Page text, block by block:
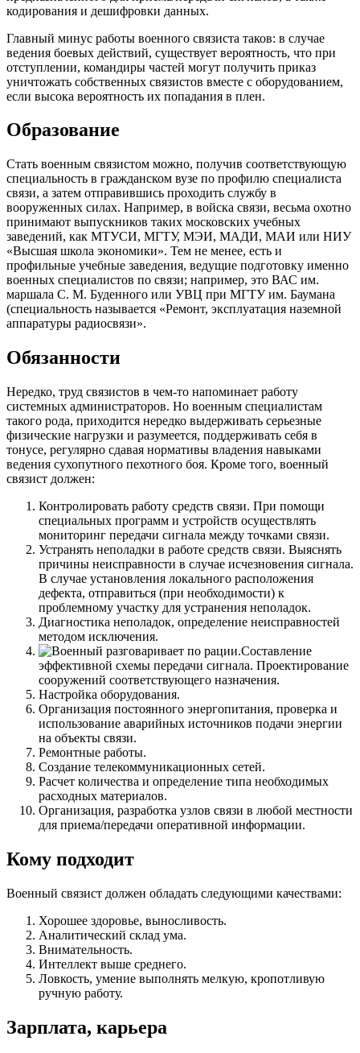
кодирования и дешифровки данных.
Главный минус работы военного связиста таков: в случае
ведения боевых действий, существует вероятность, что при
отступлении, командиры частей могут получить приказ
уничтожать собственных связистов вместе с оборудованием,
если высока вероятность их попадания в плен.
Образование
Стать военным связистом можно, получив соответствующую
специальность в гражданском вузе по профилю специалиста
связи, а затем отправившись проходить службу в
вооруженных силах. Например, в войска связи, весьма охотно
принимают выпускников таких московских учебных
заведений, как МТУСИ, МГТУ, МЭИ, МАДИ, МАИ или НИУ
«Высшая школа экономики». Тем не менее, есть и
профильные учебные заведения, ведущие подготовку именно
военных специалистов по связи; например, это ВАС им.
маршала С. М. Буденного или УВЦ при МГТУ им. Баумана
(специальность называется «Ремонт, эксплуатация наземной
аппаратуры радиосвязи».
Обязанности
Нередко, труд связистов в чем-то напоминает работу
системных администраторов. Но военным специалистам
такого рода, приходится нередко выдерживать серьезные
физические нагрузки и разумеется, поддерживать себя в
тонусе, регулярно сдавая нормативы владения навыками
ведения сухопутного пехотного боя. Кроме того, военный
связист должен:
Контролировать работу средств связи. При помощи
специальных программ и устройств осуществлять
мониторинг передачи сигнала между точками связи.
Устранять неполадки в работе средств связи. Выяснять
причины неисправности в случае исчезновения сигнала.
В случае установления локального расположения
дефекта, отправиться (при необходимости) к
проблемному участку для устранения неполадок.
Диагностика неполадок, определение неисправностей
методом исключения.
Составление
эффективной схемы передачи сигнала. Проектирование
сооружений соответствующего назначения.
Настройка оборудования.
Организация постоянного энергопитания, проверка и
использование аварийных источников подачи энергии
на объекты связи.
Ремонтные работы.
Создание телекоммуникационных сетей.
Расчет количества и определение типа необходимых
расходных материалов.
Организация, разработка узлов связи в любой местности
для приема/передачи оперативной информации.
Кому подходит
Военный связист должен обладать следующими качествами:
Хорошее здоровье, выносливость.
Аналитический склад ума.
Внимательность.
Интеллект выше среднего.
Ловкость, умение выполнять мелкую, кропотливую
ручную работу.
Зарплата, карьера